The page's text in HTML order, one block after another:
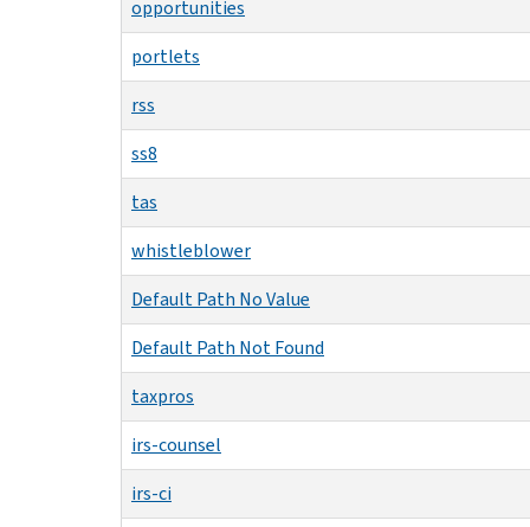
opportunities
portlets
rss
ss8
tas
whistleblower
Default Path No Value
Default Path Not Found
taxpros
irs-counsel
irs-ci